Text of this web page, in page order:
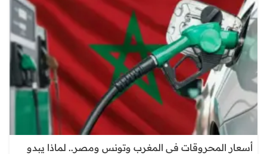
أسعار المحروقات في المغرب وتونس ومصر.. لماذا يبدو